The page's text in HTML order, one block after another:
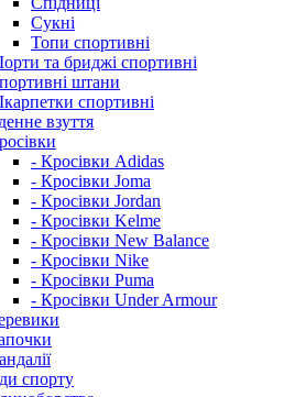
Сукні
Топи спортивні
та бриджі спортивні
штани
спортивні
взуття
- Кросівки Adidas
- Кросівки Joma
- Кросівки Jordan
- Кросівки Kelme
- Кросівки New Balance
- Кросівки Nike
- Кросівки Puma
- Кросівки Under Armour
спорту